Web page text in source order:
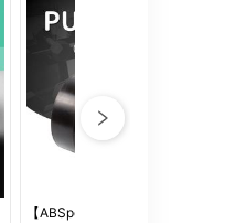
【ABSport】PU包覆高質感啞鈴